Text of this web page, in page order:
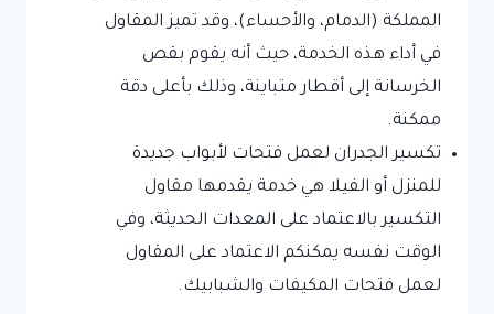
المملكة (الدمام، والأحساء)، وقد تميز المقاول
في أداء هذه الخدمة، حيث أنه يقوم بقص
الخرسانة إلى أقطار متباينة، وذلك بأعلى دقة
ممكنة.
تكسير الجدران لعمل فتحات لأبواب جديدة
للمنزل أو الفيلا هي خدمة يقدمها مقاول
التكسير بالاعتماد على المعدات الحديثة، وفي
الوقت نفسه يمكنكم الاعتماد على المقاول
لعمل فتحات المكيفات والشبابيك.